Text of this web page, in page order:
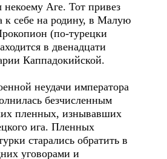
Aгe. Тот привез
к себе на родину, в Малую
(по-турецки
в двенадцати
Каппадокийской.
неудачи императора
безчисленным
пленных, изнывавших
ига. Пленных
старались обратить в
уговорами и